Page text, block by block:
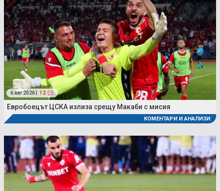
6 авг 2026 | 12
Евробоецът ЦСКА излиза срещу Макаби с мисия
КОМЕНТАРИ И АНАЛИЗИ